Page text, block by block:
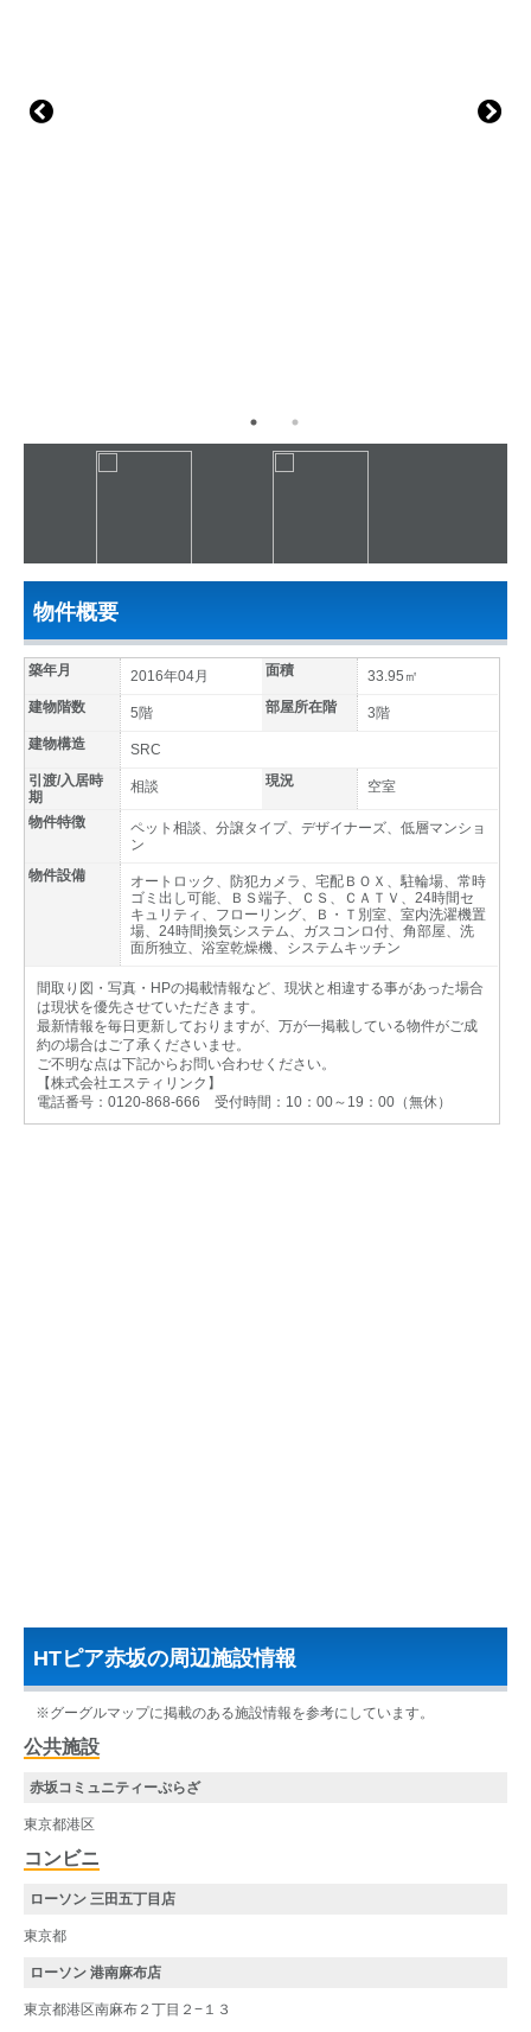
物件概要
築年月 2016年04月 面積
33.95㎡
建物階数
5階 部屋所在階
3階
建物構造
SRC
引渡/入居時
期
相談 現況 空室
物件特徴
ペット相談、分譲タイプ、デザイナーズ、低層マンショ
ン
物件設備
オートロック、防犯カメラ、宅配ＢＯＸ、駐輪場、常時
ゴミ出し可能、ＢＳ端子、ＣＳ、ＣＡＴＶ、24時間セ
キュリティ、フローリング、Ｂ・Ｔ別室、室内洗濯機置
場、24時間換気システム、ガスコンロ付、角部屋、洗
面所独立、浴室乾燥機、システムキッチン
間取り図・写真・HPの掲載情報など、現状と相違する事があった場合
は現状を優先させていただきます。
最新情報を毎日更新しておりますが、万が一掲載している物件がご成
約の場合はご了承くださいませ。
ご不明な点は下記からお問い合わせください。
【株式会社エスティリンク】
電話番号：0120-868-666 受付時間：10：00～19：00（無休）
HTピア赤坂の周辺施設情報
※グーグルマップに掲載のある施設情報を参考にしています。
公共施設
赤坂コミュニティーぷらざ
東京都港区
コンビニ
ローソン 三田五丁目店
東京都
ローソン 港南麻布店
東京都港区南麻布２丁目２−１３